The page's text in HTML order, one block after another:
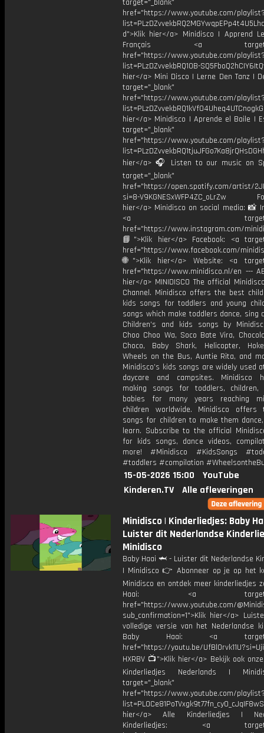
target="_blank"
href="https://www.youtube.com/
d">Klik hier</a> Minidisco | Apprend
Français <a
href="https://www.youtube.com/
list=PLzDZvvekbRQ10B-
hier</a> Mini Disco | Lerne Den Tanz |
target="_blank"
href="https://www.youtube.com/
hier</a> Minidisco | Aprende el Baile |
target="_blank"
href="https://www.youtube.com/
hier</a> 🎧 Listen to our music on
target="_blank"
href="https://open.spotify.com/artist/
si=8-V9KGNESxWFP4ZC_oLrZw
hier</a> Minidisco on social media: 📸
<a
href="https://www.instagram.com/
📘">Klik hier</a> Facebook: <a
href="https://www.facebook.com/
🌐">Klik hier</a> Website: <a
href="https://www.minidisco.nl/en ---
hier</a> MINIDISCO The official
Channel. Minidisco offers the best
kids songs for toddlers and young
songs which make toddlers dance, sing
Children’s and kids songs by
Choo Choo Wa, Soco Bate Vira,
Choco, Baby Shark, Helicopter,
Wheels on the Bus, Auntie Rita, and
Minidisco’s kids songs are widely used
daycare and campsites. Minidisco
making songs for toddlers, children,
babies for many years reaching
children worldwide. Minidisco offers
songs for children to make them
learn. Subscribe to the official
for kids songs, dance videos,
more! #Minidisco #KidsSongs
#toddlers #compilation
15-05-2026 15:00
YouTube
Kinderen.TV
Alle afleveringen
Minidisco | Kinderliedjes: Baby
Luister dit Nederlandse
Minidisco
Baby Haai 🦈 - Luister dit Nederlandse
| Minidisco 👉 Abonneer op je op het
Minidisco en ontdek meer kinderliedjes
Haai: <a
href="https://www.youtube.com/
sub_confirmation=1">Klik hier</a>
volledige versie van het Nederlandse
Baby Haai: <a
href="https://youtu.be/
HXRBV 📺">Klik hier</a> Bekijk ook
Kinderliedjes Nederlands |
target="_blank"
href="https://www.youtube.com/
hier</a> Alle Kinderliedjes |
Kinderliedjes: <a